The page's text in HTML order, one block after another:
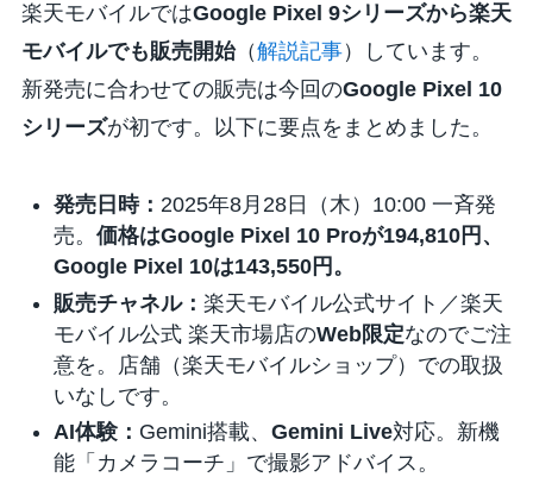
楽天モバイルではGoogle Pixel 9シリーズから楽天
モバイルでも販売開始（解説記事）しています。
新発売に合わせての販売は今回のGoogle Pixel 10
シリーズが初です。以下に要点をまとめました。
発売日時： 2025年8月28日（木）10:00 一斉発
売。 価格はGoogle Pixel 10 Proが194,810円、
Google Pixel 10は143,550円。
販売チャネル： 楽天モバイル公式サイト／楽天
モバイル公式 楽天市場店のWeb限定なのでご注
意を。店舗（楽天モバイルショップ）での取扱
いなしです。
AI体験： Gemini搭載、 Gemini Live対応。新機
能「カメラコーチ」で撮影アドバイス。